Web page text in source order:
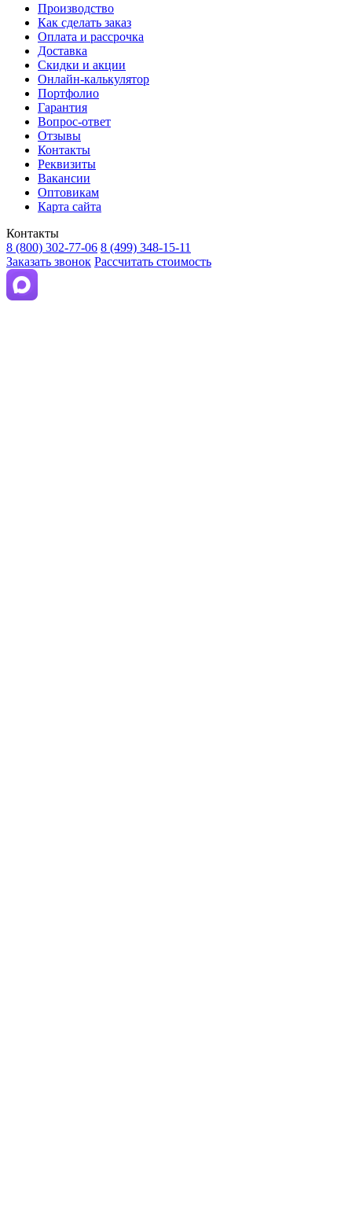
Производство
Как сделать заказ
Оплата и рассрочка
Доставка
Скидки и акции
Онлайн-калькулятор
Портфолио
Гарантия
Вопрос-ответ
Отзывы
Контакты
Реквизиты
Вакансии
Оптовикам
Карта сайта
Контакты
8 (800) 302-77-06 8 (499) 348-15-11
Заказать звонок Рассчитать стоимость